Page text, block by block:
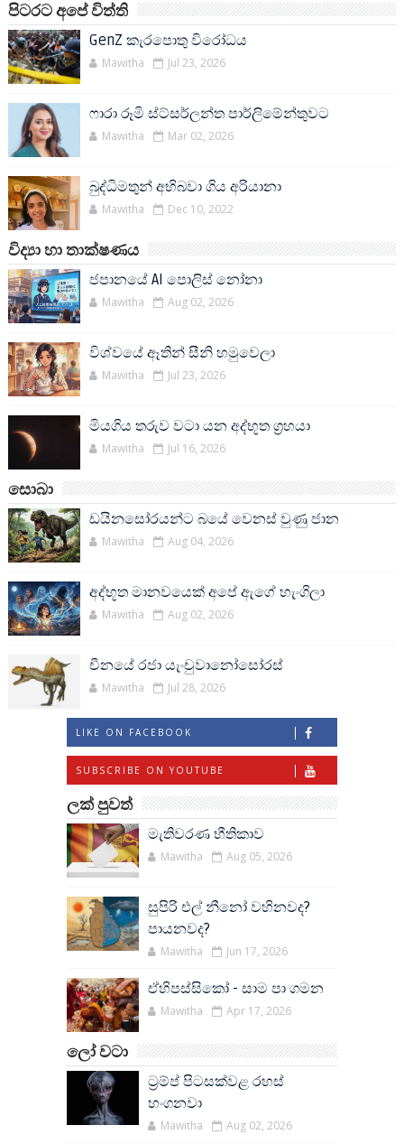
පිටරට අපේ විත්ති
GenZ කැරපොතු විරෝධය
Mawitha Jul 23, 2026
ෆාරා රූමි ස්ට්සර්ලන්ත පාර්ලිමේන්තුවට
Mawitha Mar 02, 2026
බුද්ධිමතුන් අභිබවා ගිය අරියානා
Mawitha Dec 10, 2022
විද්‍යා හා තාක්ෂණය
ජපානයේ AI පොලිස් නෝනා
Mawitha Aug 02, 2026
විශ්වයේ ඈතින් සීනි හමුවෙලා
Mawitha Jul 23, 2026
මියගිය තරුව වටා යන අද්භූත ග්‍රහයා
Mawitha Jul 16, 2026
සොබා
ඩයිනසෝරයන්ට බයේ වෙනස් වුණු ජාන
Mawitha Aug 04, 2026
අද්භූත මානවයෙක් අපේ ඇගේ හැංගිලා
Mawitha Aug 02, 2026
චීනයේ රජා යැංචුවානෝසෝරස්
Mawitha Jul 28, 2026
LIKE ON FACEBOOK
SUBSCRIBE ON YOUTUBE
ලක් පුවත්
මැතිවරණ භීතිකාව
Mawitha Aug 05, 2026
සුපිරි එල් නීනෝ වහිනවද?
පායනවද?
Mawitha Jun 17, 2026
ඒහිපස්සිකෝ - සාම පා ගමන
Mawitha Apr 17, 2026
ලෝ වටා
ට්‍රම්ප් පිටසක්වළ රහස්
හංගනවා
Mawitha Aug 02, 2026